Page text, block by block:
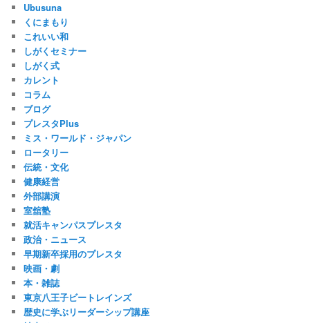
Ubusuna
くにまもり
これいい和
しがくセミナー
しがく式
カレント
コラム
ブログ
プレスタPlus
ミス・ワールド・ジャパン
ロータリー
伝統・文化
健康経営
外部講演
室舘塾
就活キャンパスプレスタ
政治・ニュース
早期新卒採用のプレスタ
映画・劇
本・雑誌
東京八王子ビートレインズ
歴史に学ぶリーダーシップ講座